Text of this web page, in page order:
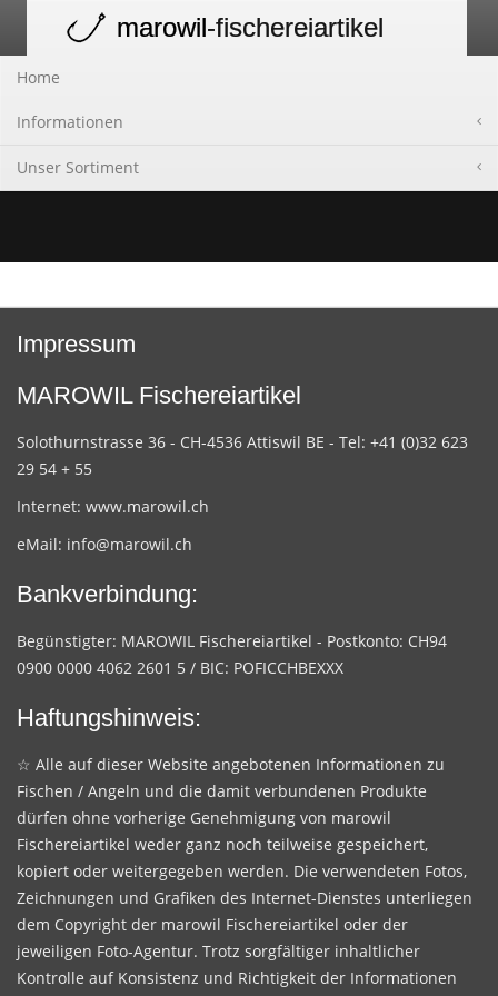
navigation
marowil-fischereiartikel
Home
Informationen
Unser Sortiment
Impressum
MAROWIL Fischereiartikel
Solothurnstrasse 36 - CH-4536 Attiswil BE - Tel: +41 (0)32 623
29 54 + 55
Internet: www.marowil.ch
eMail: info@marowil.ch
Bankverbindung:
Begünstigter: MAROWIL Fischereiartikel - Postkonto: CH94
0900 0000 4062 2601 5 / BIC: POFICCHBEXXX
Haftungshinweis:
☆ Alle auf dieser Website angebotenen Informationen zu
Fischen / Angeln und die damit verbundenen Produkte
dürfen ohne vorherige Genehmigung von marowil
Fischereiartikel weder ganz noch teilweise gespeichert,
kopiert oder weitergegeben werden. Die verwendeten Fotos,
Zeichnungen und Grafiken des Internet-Dienstes unterliegen
dem Copyright der marowil Fischereiartikel oder der
jeweiligen Foto-Agentur. Trotz sorgfältiger inhaltlicher
Kontrolle auf Konsistenz und Richtigkeit der Informationen